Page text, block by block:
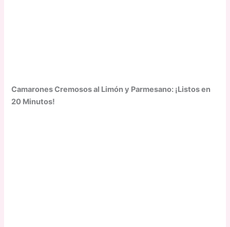
Camarones Cremosos al Limón y Parmesano: ¡Listos en
20 Minutos!